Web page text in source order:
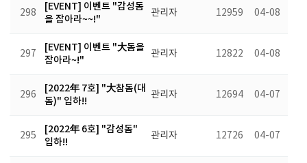
298
[EVENT] 이벤트 "감성돔
을 잡아라~~!"
관리자 12959 04-08
297
[EVENT] 이벤트 "大돔을
잡아라~!"
관리자 12822 04-08
296
[2022年 7호] "大참돔(대
돔)" 입하!!
관리자 12694 04-07
295
[2022年 6호] "감성돔"
입하!!
관리자 12726 04-07